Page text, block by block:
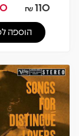
110
₪
הוספה